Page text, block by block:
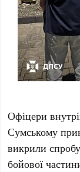
Офіцери
Сумському
викрили
бойової